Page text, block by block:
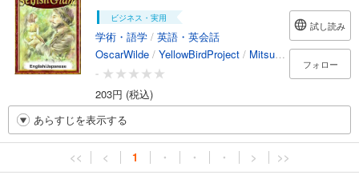
ビジネス・実用
学術・語学 / 英語・英会話
OscarWilde / YellowBirdProject / MitsutoshiKatsunaga /
-
203円 (税込)
試し読み
フォロー
あらすじを表示する
<< < 1 ・ ・ ・ > >>